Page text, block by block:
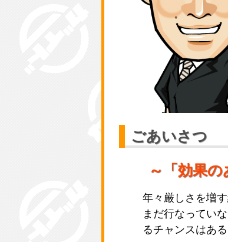
ごあいさつ
～「効果
年々厳しさを増
まだ行なってい
るチャンスはあ